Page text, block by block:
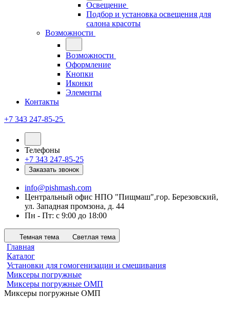
Освещение
Подбор и установка освещения для
салона красоты
Возможности
Возможности
Оформление
Кнопки
Иконки
Элементы
Контакты
+7 343 247-85-25
Телефоны
+7 343 247-85-25
Заказать звонок
info@pishmash.com
Центральный офис НПО "Пищмаш",гор. Березовский,
ул. Западная промзона, д. 44
Пн - Пт: с 9:00 до 18:00
Темная тема Светлая тема
Главная
Каталог
Установки для гомогенизации и смешивания
Миксеры погружные
Миксеры погружные ОМП
Миксеры погружные ОМП